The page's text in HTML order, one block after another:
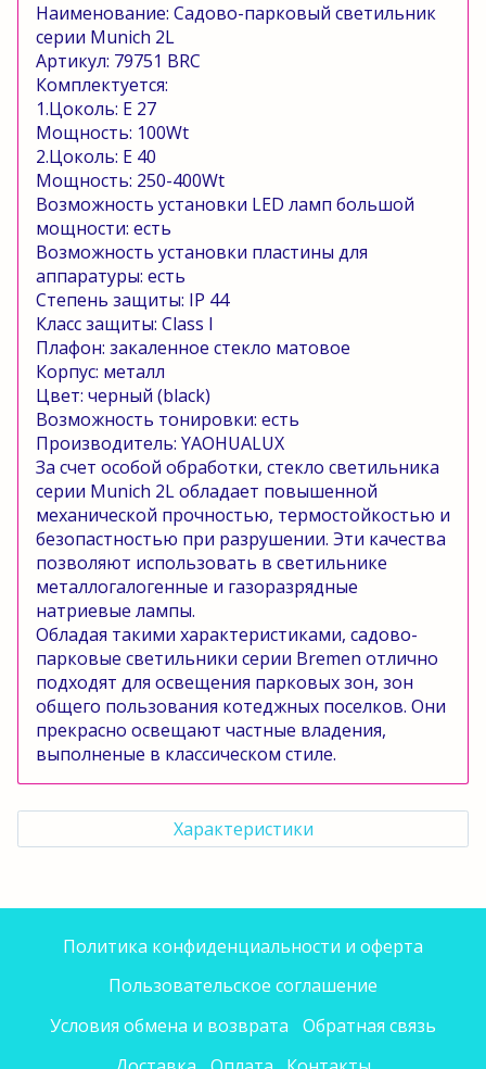
Наименование: Садово-парковый светильник
серии Munich 2L
Артикул: 79751 BRC
Комплектуется:
1.Цоколь: E 27
Мощность: 100Wt
2.Цоколь: E 40
Мощность: 250-400Wt
Возможность установки LED ламп большой
мощности: есть
Возможность установки пластины для
аппаратуры: есть
Степень защиты: IP 44
Класс защиты: Class I
Плафон: закаленное стекло матовое
Корпус: металл
Цвет: черный (black)
Возможность тонировки: есть
Производитель: YAOHUALUX
За счет особой обработки, стекло светильника
серии Munich 2Lобладает повышенной
механической прочностью, термостойкостью и
безопастностью при разрушении. Эти качества
позволяют использовать в светильнике
металлогалогенные и газоразрядные
натриевые лампы.
Обладая такими характеристиками, садово-
парковые светильники серии Bremen отлично
подходят для освещения парковых зон, зон
общего пользования котеджных поселков. Они
прекрасно освещают частные владения,
выполненые в классическом стиле.
Характеристики
Политика конфиденциальности и оферта
Пользовательское соглашение
Условия обмена и возврата
Обратная связь